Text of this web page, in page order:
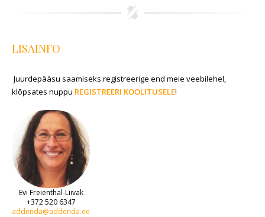
LISAINFO
Juurdepääsu saamiseks registreerige end meie veebilehel,
klõpsates nuppu REGISTREERI KOOLITUSELE!
Evi Freienthal-Liivak
+372 520 6347
addenda@addenda.ee